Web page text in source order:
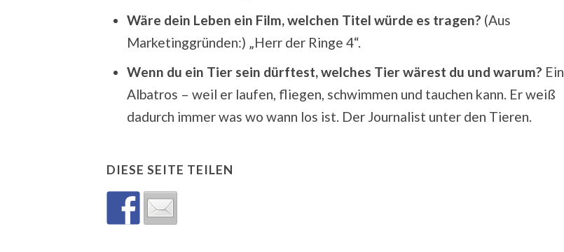
Wäre dein Leben ein Film, welchen Titel würde es tragen? (Aus
Marketinggründen:) „Herr der Ringe 4“.
Wenn du ein Tier sein dürftest, welches Tier wärest du und warum? Ein
Albatros – weil er laufen, fliegen, schwimmen und tauchen kann. Er weiß
dadurch immer was wo wann los ist. Der Journalist unter den Tieren.
DIESE SEITE TEILEN